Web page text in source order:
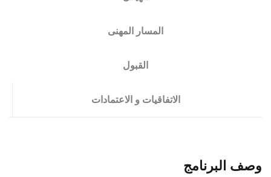
المسار المهنى
القبول
الاتفاقيات و الاعتمادات
وصف البرنامج